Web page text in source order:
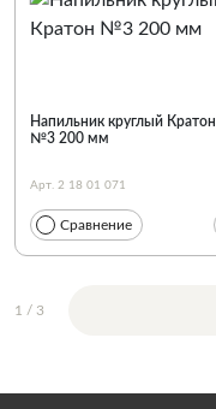
Напильник круглый Кратон
№3 200 мм
Арт. 2 18 01 071
Сравнение
1 / 3